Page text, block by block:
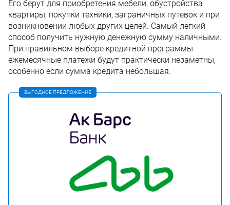
Его берут для приобретения мебели, обустройства
квартиры, покупки техники, заграничных путевок и при
возникновении любых других целей. Самый легкий
способ получить нужную денежную сумму наличными.
При правильном выборе кредитной программы
ежемесячные платежи будут практически незаметны,
особенно если сумма кредита небольшая.
ВЫГОДНОЕ ПРЕДЛОЖЕНИЕ